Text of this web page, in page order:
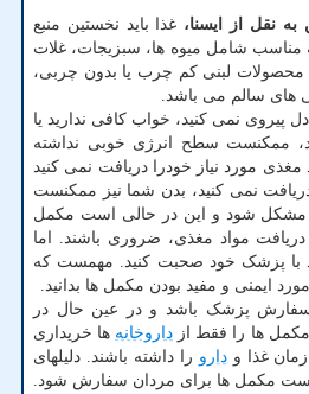
نقل از ایسنا، غذا باید نخستین منبع
مناسب شامل میوه ها، سبزیجات، غلات
محصولات لبنی کم چرب یا بدون چربی،
های سالم می باشد.
پیروی نمی کنید، خواب کافی ندارید یا
ممکنست سطح انرژی خوبی نداشته
مغذی مورد نیاز خودرا دریافت نمی کنید
نمی کنید، بدن شما نیز ممکنست
مشکل شود و این در حالی است مکمل
مواد مغذی، ضروری باشند. اما
با پزشک خود صحبت کنید. مهمست که
ایمنی و مفید بودن مکمل ها بدانید.
پزشک باشد و در عین حال در
ها را فقط از داروخانه ها خریداری
غذا ودارو را داشته باشند. دلیلهای
مکمل ها برای مردان سفارش شود.